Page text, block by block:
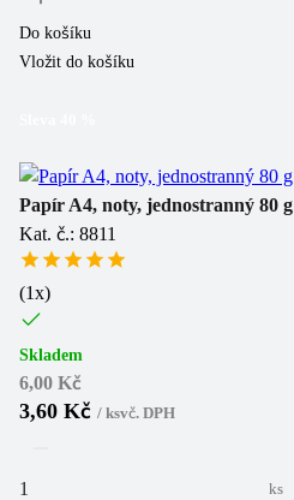
Do košíku
Vložit do košíku
Papír A4, noty, jednostranný 80 g
Kat. č.: 8811
(1x)
Skladem
6,00 Kč
3,60 Kč / ksvč. DPH
ks